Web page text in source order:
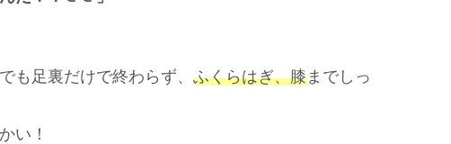
も足裏だけで終わらず、 ふくらはぎ、膝 までしっ
い！